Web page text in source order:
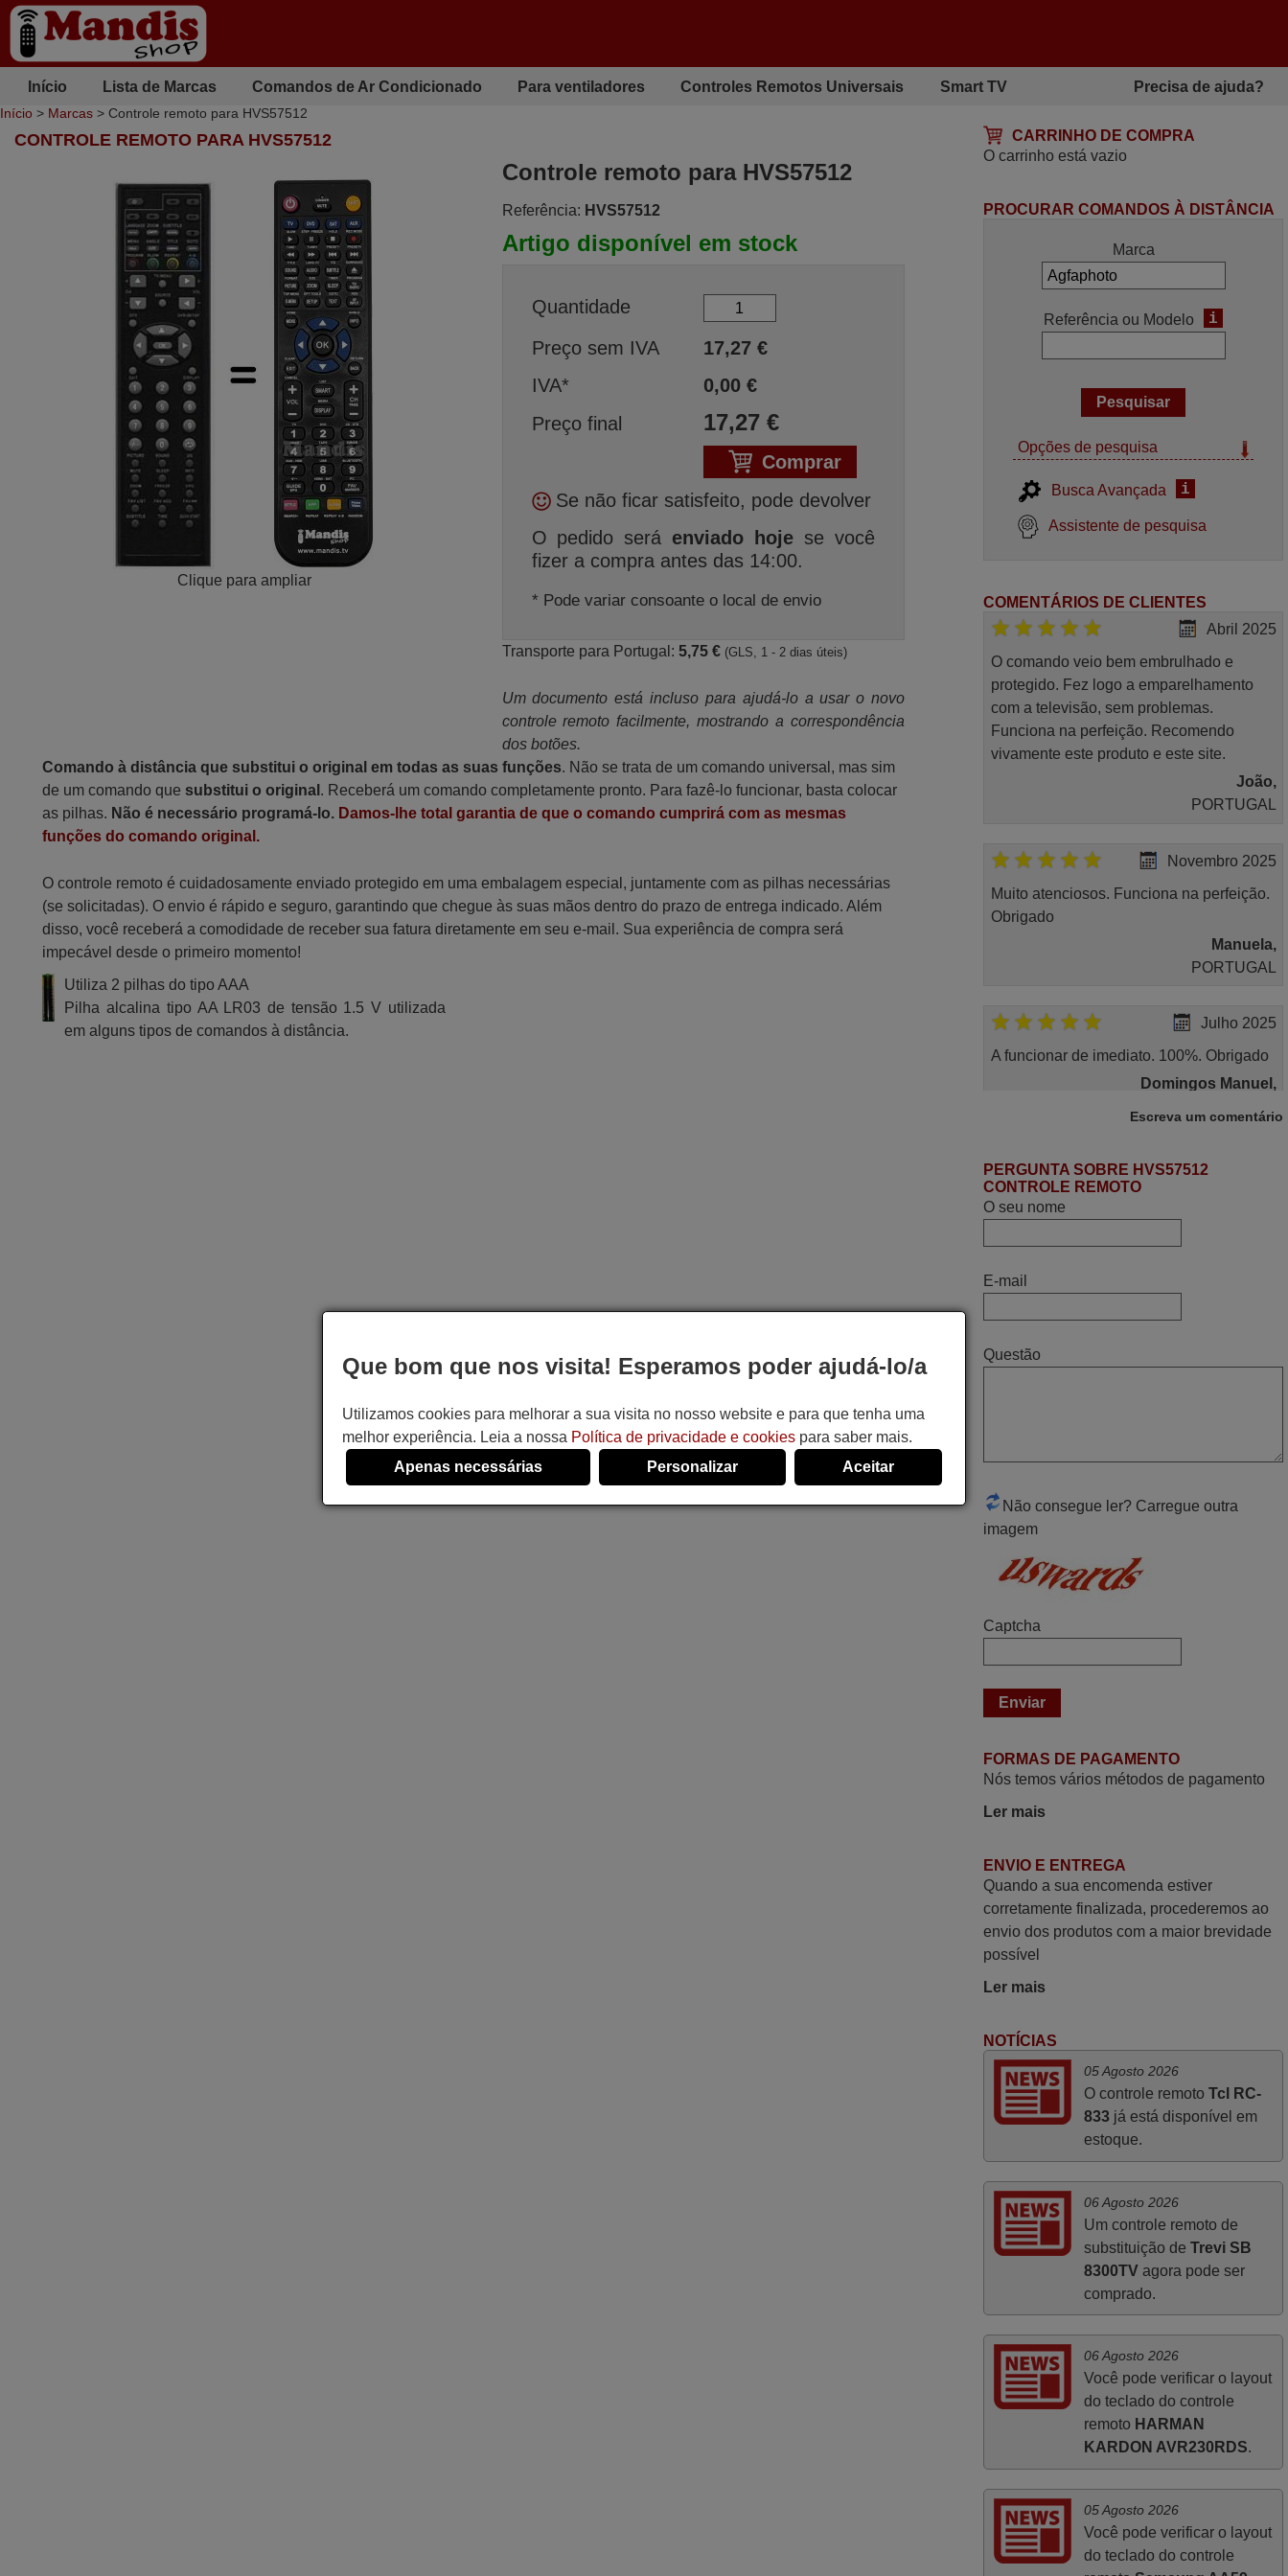
Início Lista de Marcas Comandos de Ar Condicionado Para ventiladores Controles Remotos Universais Smart TV Precisa de ajuda?
Início > Marcas > Controle remoto para HVS57512
CARRINHO DE COMPRA
O carrinho está vazio
CONTROLE REMOTO PARA HVS57512
Clique para ampliar
Controle remoto para HVS57512
Referência: HVS57512
Artigo disponível em stock
Quantidade
Preço sem IVA
17,27€
IVA*
0,00€
Preço final
17,27€
Comprar
Se não ficar satisfeito, pode devolver
O pedido será enviado hoje se você
fizer a compra antes das 14:00.
* Pode variar consoante o local de envio
Transporte para Portugal: 5,75 € (GLS, 1 - 2 dias úteis)
Um documento está incluso para ajudá-lo a usar o novo
controle remoto facilmente, mostrando a correspondência
dos botões.
Comando à distância que substitui o original em todas as suas funções. Não se trata de um comando universal, mas sim
de um comando que substitui o original . Receberá um comando completamente pronto. Para fazê-lo funcionar, basta colocar
as pilhas. Não é necessário programá-lo. Damos-lhe total garantia de que o comando cumprirá com as mesmas
funções do comando original.
O controle remoto é cuidadosamente enviado protegido em uma embalagem especial, juntamente com as pilhas necessárias
(se solicitadas). O envio é rápido e seguro, garantindo que chegue às suas mãos dentro do prazo de entrega indicado. Além
disso, você receberá a comodidade de receber sua fatura diretamente em seu e-mail. Sua experiência de compra será
impecável desde o primeiro momento!
Utiliza 2 pilhas do tipo AAA
Pilha alcalina tipo AA LR03 de tensão 1.5 V utilizada
em alguns tipos de comandos à distância.
PROCURAR COMANDOS À DISTÂNCIA
Marca
Referência ou Modelo i
Opções de pesquisa
Busca Avançada i
Assistente de pesquisa
COMENTÁRIOS DE CLIENTES
Abril 2025
O comando veio bem embrulhado e
protegido. Fez logo a emparelhamento
com a televisão, sem problemas.
Funciona na perfeição. Recomendo
vivamente este produto e este site.
João,
PORTUGAL
Novembro 2025
Muito atenciosos. Funciona na perfeição.
Obrigado
Manuela,
PORTUGAL
Julho 2025
A funcionar de imediato. 100%. Obrigado
Domingos Manuel,
Julho 2025
Ótimo produto!! Não precisa fazer
nenhuma programação. Recomendo
vossa informação acerca de como usar o
comando sem usar por marca mas
passando pelos códigos. Ninguém em
loja nenhuma me tinha explicado como
funcionar. Apenas diziam que tinham
funcionar. Muito obrigada.
Já recebi o comando bem embalado mas
obrigada!..
Março 2026
Boa noite. Dando correspondência ao
solicitado no corpo do vosso email supra
o meu testemunho sobre a experiência
que tive com a vossa Empresa durante a
minha encomenda supra: Acolhimento da
encomenda, informação ao cliente,
clareza de instruções durante o processo,
qualidade do produto, cumprimento dos
prazos A TUDO ISTO DOU DOU A NOTA
MÁXIMA DE 5 ESTRELAS.
Sinceramente, faço votos para que assim
continuem, pois infelizmente vai sendo
raro encontrar Empresas cuja relação
online com o cliente seja tão prática e
eficiente como a demonstrada por vós.
PORTUGAL
Escreva um comentário
PERGUNTA SOBRE HVS57512
CONTROLE REMOTO
O seu nome
E-mail
Questão
Não consegue ler? Carregue outra
imagem
Captcha
FORMAS DE PAGAMENTO
Nós temos vários métodos de pagamento
Ler mais
ENVIO E ENTREGA
Quando a sua encomenda estiver
corretamente finalizada, procederemos ao
envio dos produtos com a maior brevidade
possível
Ler mais
NOTÍCIAS
05 Agosto 2026
O controle remoto Tcl RC-
833já está disponível em
estoque.
06 Agosto 2026
Um controle remoto de
substituição de Trevi SB
8300TVagora pode ser
comprado.
06 Agosto 2026
Você pode verificar o layout
do teclado do controle
remoto HARMAN
KARDON AVR230RDS.
05 Agosto 2026
Você pode verificar o layout
do teclado do controle
Que bom que nos visita! Esperamos poder ajudá-lo/a
Utilizamos cookies para melhorar a sua visita no nosso website e para que tenha uma
melhor experiência. Leia a nossa Política de privacidade e cookies para saber mais.
Apenas necessárias
Personalizar Aceitar